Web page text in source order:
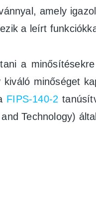
amely
a leírt
a
kiváló minőséget
FIPS-140-2
Technology)